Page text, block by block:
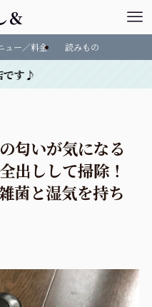
＆
ュー／料金 読みもの
匂いが気になる
出しして掃除！
菌と湿気を持ち